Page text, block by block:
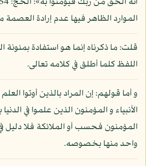
الموارد الظاهر فيها عدم إرادة العصمة
قلت: ما ذكرناه إنما هو استفادة بمئونة
اللفظ كلما أطلق في كلامه تعالى.
و أما قولهم: إن المراد بالذين أوتوا
الأنبياء و المؤمنون الذين علموا في
المؤمنون فحسب أو الملائكة فلا دليل
واحد منها بخصوصه.